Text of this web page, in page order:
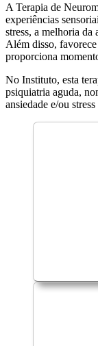
A Terapia de
experiências
stress, a melhoria da
Além disso,
proporciona
No Instituto, esta
psiquiatria aguda,
ansiedade e/ou